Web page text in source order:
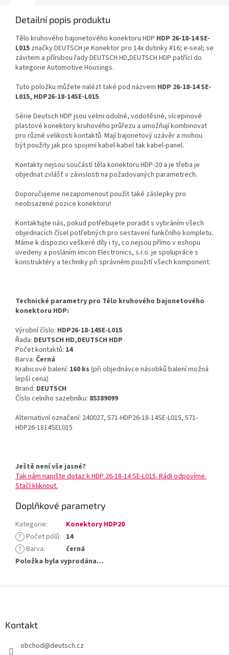
Detailní popis produktu
Tělo kruhového bajonetového konektoru HDP HDP 26-18-14 SE-
L015 značky DEUTSCH je Konektor pro 14x dutinky #16; e-seal; se
závitem a přírubou řady DEUTSCH HD,DEUTSCH HDP patřící do
kategorie Automotive Housings.
Tuto položku můžete nalézt také pod názvem HDP 26-18-14 SE-
L015, HDP26-18-14SE-L015.
Série Deutsch HDP jsou velmi odolné, vodotěsné, vícepinové
plastové konektory kruhového průřezu a umožňují kombinovat
pro různé velikosti kontaktů. Mají bajonetový uzávěr a mohou
být použity jak pro spojení kabel-kabel tak kabel-panel.
Kontakty nejsou součástí těla konektoru HDP-20 a je třeba je
objednat zvlášť v závislosti na požadovaných parametrech.
Doporučujeme nezapomenout použít také záslepky pro
neobsazené pozice konektoru!
Kontaktujte nás, pokud potřebujete poradit s vybráním všech
objednacích čísel potřebných pro sestavení funkčního kompletu.
Máme k dispozici veškeré díly i ty, co nejsou přímo v eshopu
uvedeny a posláním Imcon Electronics, s.r.o. je spolupráce s
konstruktéry a techniky při správném použití všech komponent.
Technické parametry pro Tělo kruhového bajonetového
konektoru HDP:
Výrobní číslo: HDP26-18-14SE-L015
Řada: DEUTSCH HD,DEUTSCH HDP
Počet kontaktů: 14
Barva: Černá
Krabicové balení: 160 ks (při objednávce násobků balení možná
lepší cena)
Brand: DEUTSCH
Číslo celního sazebníku: 85389099
Alternativní označení: 240027, 571-HDP26-18-14SE-L015, 571-
HDP26-1814SEL015
Ještě není vše jasné?
Tak nám napište dotaz k HDP 26-18-14 SE-L015. Rádi odpovíme.
Stačí kliknout.
Doplňkové parametry
Kategorie:
Konektory HDP20
? Počet pólů: 14
? Barva:
černá
Položka byla vyprodána…
Kontakt
obchod@deutsch.cz